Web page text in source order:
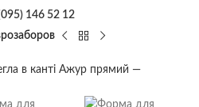
095) 146 52 12